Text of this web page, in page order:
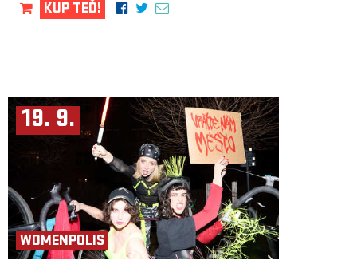
KUP TEĎ!
19. 9.
WOMENPOLIS